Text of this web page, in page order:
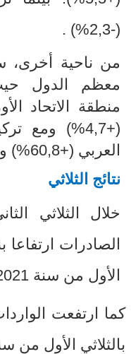
(-2,3
%
) .
من ناحية أخرى،
معظم الدول
منطقة الاتحاد
العربي (+60,8%) و مع روسيا(+86,2%).
نتائج الثلاثي
الصادرات ارتفاعا
الأول من سنة 2021.
كما ارتفعت
بالثلاثي الأول من سنة